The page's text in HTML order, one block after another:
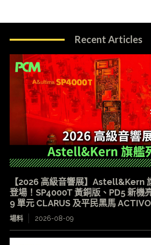
Recent Articles
【2026 高級音響展】Astell&Kern
登場！SP4000T 黃銅版、PD5 新機
9 單元 CLARUS 及平民黑馬
場料 2026-08-09